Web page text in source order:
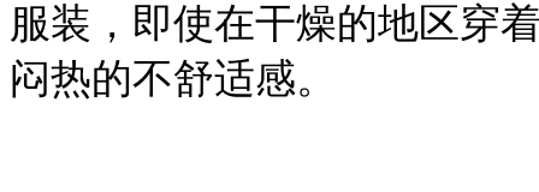
服装，即使在干燥的地区穿
闷热的不舒适感。